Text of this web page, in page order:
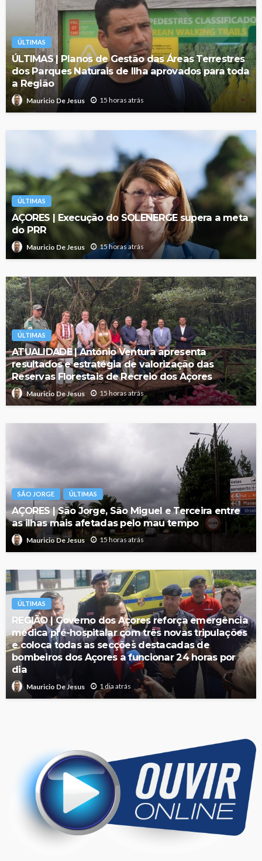
ÚLTIMAS
ÚLTIMAS | Planos de Gestão das Áreas Terrestres
dos Parques Naturais de Ilha aprovados para toda
a Região
Mauricio De Jesus 15 horas atrás
ÚLTIMAS
AÇORES | Execução do SOLENERGE supera a meta
do PRR
Mauricio De Jesus 15 horas atrás
ÚLTIMAS
ATUALIDADE | António Ventura apresenta
resultados e estratégia de valorização das
Reservas Florestais de Recreio dos Açores
Mauricio De Jesus 15 horas atrás
SÃO JORGE ÚLTIMAS
AÇORES | São Jorge, São Miguel e Terceira entre
as ilhas mais afetadas pelo mau tempo
Mauricio De Jesus 15 horas atrás
ÚLTIMAS
REGIÃO | Governo dos Açores reforça emergência
médica pré-hospitalar com três novas tripulações
e coloca todas as secções destacadas de
bombeiros dos Açores a funcionar 24 horas por
dia
Mauricio De Jesus 1 dia atrás